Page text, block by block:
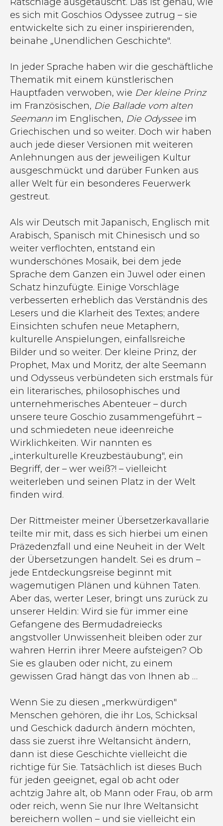
es sich mit Goschios Odyssee zutrug – sie
entwickelte sich zu einer inspirierenden,
beinahe „Unendlichen Geschichte".
In jeder Sprache haben wir die geschäftliche
Thematik mit einem künstlerischen
Hauptfaden verwoben, wie Der kleine Prinz
im Französischen, Die Ballade vom alten
Seemann im Englischen, Die Odysseeim
Griechischen und so weiter. Doch wir haben
auch jede dieser Versionen mit weiteren
Anlehnungen aus der jeweiligen Kultur
ausgeschmückt und darüber Funken aus
aller Welt für ein besonderes Feuerwerk
gestreut.
Als wir Deutsch mit Japanisch, Englisch mit
Arabisch, Spanisch mit Chinesisch und so
weiter verflochten, entstand ein
wunderschönes Mosaik, bei dem jede
Sprache dem Ganzen ein Juwel oder einen
Schatz hinzufügte. Einige Vorschläge
verbesserten erheblich das Verständnis des
Lesers und die Klarheit des Textes; andere
Einsichten schufen neue Metaphern,
kulturelle Anspielungen, einfallsreiche
Bilder und so weiter. Der kleine Prinz, der
Prophet, Max und Moritz, der alte Seemann
und Odysseus verbündeten sich erstmals für
ein literarisches, philosophisches und
unternehmerisches Abenteuer – durch
unsere teure Goschio zusammengeführt –
und schmiedeten neue ideenreiche
Wirklichkeiten. Wir nannten es
„interkulturelle Kreuzbestäubung", ein
Begriff, der – wer weiß?! – vielleicht
weiterleben und seinen Platz in der Welt
finden wird.
Der Rittmeister meiner Übersetzerkavallarie
teilte mir mit, dass es sich hierbei um einen
Präzedenzfall und eine Neuheit in der Welt
der Übersetzungen handelt. Sei es drum –
jede Entdeckungsreise beginnt mit
wagemutigen Plänen und kühnen Taten.
Aber das, werter Leser, bringt uns zurück zu
unserer Heldin: Wird sie für immer eine
Gefangene des Bermudadreiecks
angstvoller Unwissenheit bleiben oder zur
wahren Herrin ihrer Meere aufsteigen? Ob
Sie es glauben oder nicht, zu einem
gewissen Grad hängt das von Ihnen ab …
Wenn Sie zu diesen „merkwürdigen"
Menschen gehören, die ihr Los, Schicksal
und Geschick dadurch ändern möchten,
dass sie zuerst ihre Weltansicht ändern,
dann ist diese Geschichte vielleicht die
richtige für Sie. Tatsächlich ist dieses Buch
für jeden geeignet, egal ob acht oder
achtzig Jahre alt, ob Mann oder Frau, ob arm
oder reich, wenn Sie nur Ihre Weltansicht
bereichern wollen – und sie vielleicht ein